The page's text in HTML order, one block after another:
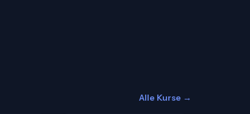
Alle Kurse →